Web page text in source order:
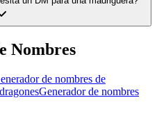
Nombres
de nombres de
Generador de nombres